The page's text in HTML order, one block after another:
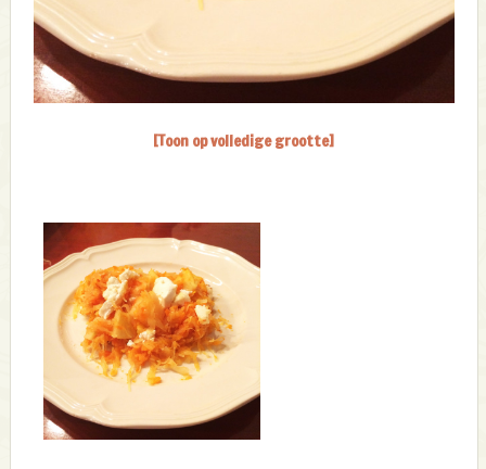
[Toon op volledige grootte]